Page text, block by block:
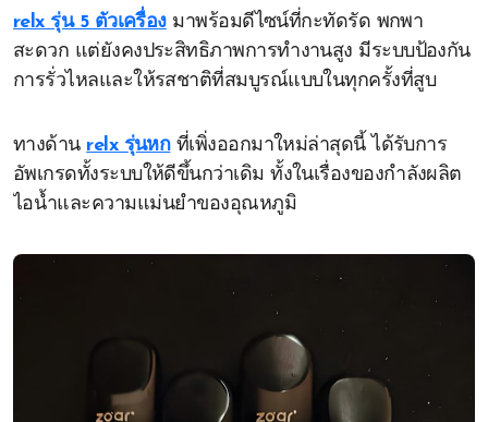
relx รุ่น 5 ตัวเครื่องมาพร้อมดีไซน์ที่กะทัดรัด พกพา
สะดวก แต่ยังคงประสิทธิภาพการทำงานสูง มีระบบป้องกัน
การรั่วไหลและให้รสชาติที่สมบูรณ์แบบในทุกครั้งที่สูบ
ทางด้าน relx รุ่นหกที่เพิ่งออกมาใหม่ล่าสุดนี้ ได้รับการ
อัพเกรดทั้งระบบให้ดีขึ้นกว่าเดิม ทั้งในเรื่องของกำลังผลิต
ไอน้ำและความแม่นยำของอุณหภูมิ